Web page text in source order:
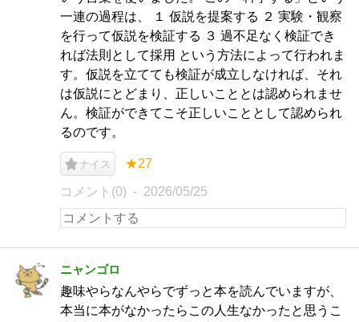
一連の過程は、 １ 仮説を提案する ２ 実験・観察
を行って仮説を検証する ３ 過不足なく検証でき
れば法則として採用 という方法によって行われま
す。仮説を立てても検証が成立しなければ、それ
は仮説にとどまり、正しいこととは認められませ
ん。検証ができてこそ正しいこととして認められ
るのです。
ナイス ★27
コメント(0) 2026/05/25
ニャンゴロ
趣味やらなんやらでずっと本を読んでいますが、
本当に本がなかったらこの人生なかったと思うこ